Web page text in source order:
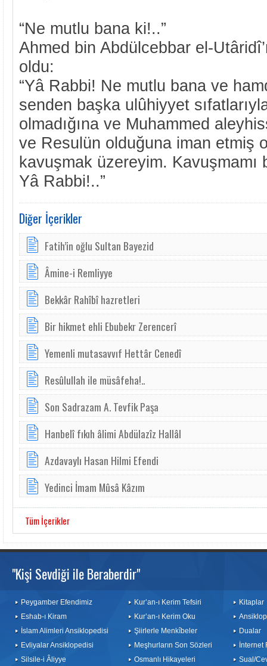
“Ne mutlu bana ki!..”
Ahmed bin Abdülcebbar el-
oldu:
“Yâ Rabbi! Ne mutlu bana ve
senden başka ulûhiyyet
olmadığına ve Muhammed
ve Resulün olduğuna iman etmiş
kavuşmak üzereyim. Kavuşmamı
Yâ Rabbi!..”
Diğer İçerikler
Fatih’in oğlu Sultan Bayezid
Âmine-i Remliyye
Bekkâr Rahîbî hazretleri
Bir hikmet ehli Ebubekr Zerencerî
Yemenli mutasavvıf Hettâr Cenedî
Resûlullah ile müsâfeha!..
Son Sadrazam A. Tevfik Paşa
Hanbelî fıkıh âlimi Abdülazîz Hallâl
Azdavaylı Hasan Hilmi Efendi
Yedinci İmam Mûsâ Kâzım
Tüm İçerikler
"Kişi Sevdiği ile Beraberdir"
Peygamber Efendimiz
Eshab-ı Kiram
İslam Alimleri Ansiklopedisi
Evliyalar Ansiklopedisi
Silsile-i Âliyye
Kur’an-ı Kerim Tefsiri
Kur’an-ı Kerim Oku
Şiirlerle Menkîbeler
Meşhurların Son Sözleri
Osmanlı Hikayeleri
Kitaplar
Dualar
İnternet
Sual/